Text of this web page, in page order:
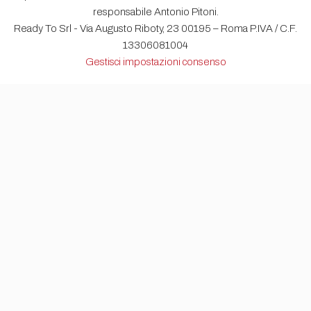
responsabile Antonio Pitoni.
Ready To Srl - Via Augusto Riboty, 23 00195 – Roma P.IVA / C.F.
13306081004
Gestisci impostazioni consenso